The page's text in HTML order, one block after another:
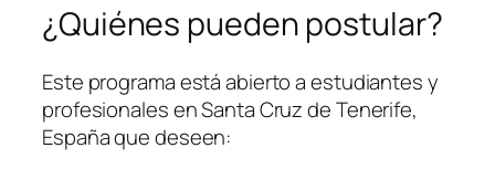
¿Quiénes pueden postular?
Este programa está abierto a estudiantes y
profesionales en Santa Cruz de Tenerife,
España que deseen: